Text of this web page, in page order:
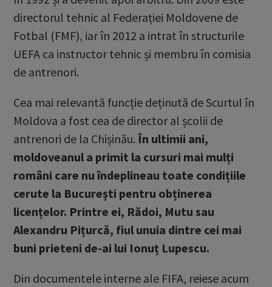
directorul tehnic al Federației Moldovene de
Fotbal (FMF), iar în 2012 a intrat în structurile
UEFA ca instructor tehnic și membru în comisia
de antrenori.
Cea mai relevantă funcție deținută de Scurtul în
Moldova a fost cea de director al școlii de
antrenori de la Chișinău.În ultimii ani,
moldoveanul a primit la cursuri mai mulți
români care nu îndeplineau toate condițiile
cerute la București pentru obținerea
licențelor. Printre ei, Rădoi, Mutu sau
Alexandru Pițurcă, fiul unuia dintre cei mai
buni prieteni de-ai lui Ionuț Lupescu.
Din documentele interne ale FIFA, reiese acum